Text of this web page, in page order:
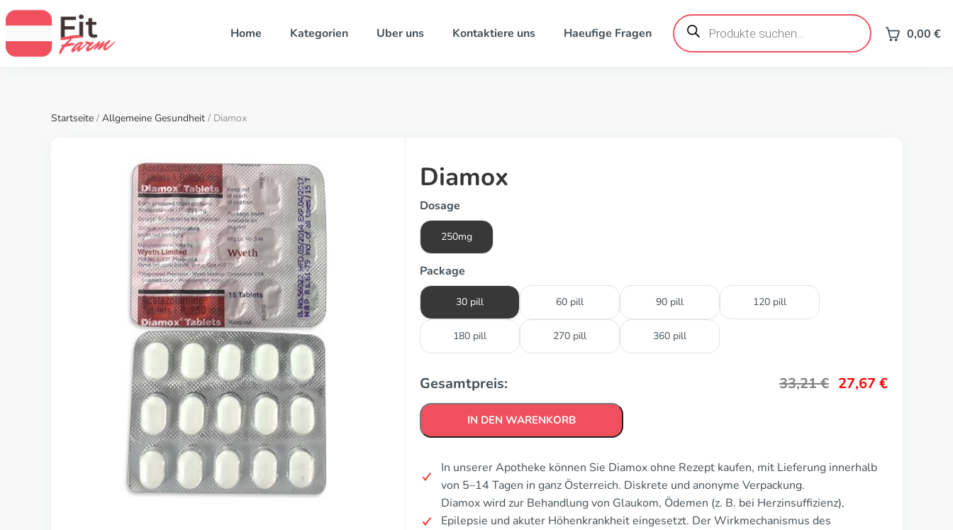
Home Kategorien Uber uns Kontaktiere uns Haeufige Fragen
Products
search 0,00 €
Startseite / Allgemeine Gesundheit / Diamox
Diamox
Dosage
250mg
Package
30 pill 60 pill 90 pill 120 pill
180 pill 270 pill 360 pill
Gesamtpreis: 33,21€ 27,67 €
IN DEN WARENKORB
In unserer Apotheke können Sie Diamox ohne Rezept kaufen, mit Lieferung innerhalb
von 5–14 Tagen in ganz Österreich. Diskrete und anonyme Verpackung.
Diamox wird zur Behandlung von Glaukom, Ödemen (z. B. bei Herzinsuffizienz),
Epilepsie und akuter Höhenkrankheit eingesetzt. Der Wirkmechanismus des